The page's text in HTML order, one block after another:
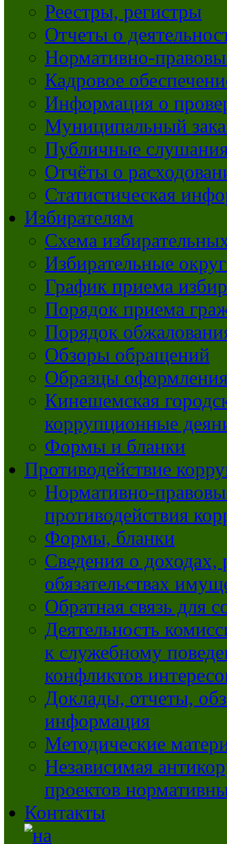
Реестры, регистры
Отчеты о
Нормативно-
Кадровое
Информация о
Муниципальный
Публичные
Отчёты о
Статистическая
Избирателям
Схема
Избирательные
График приема
Порядок приема
Порядок
Обзоры обращений
Образцы
Кинешемская
коррупционные
Формы и бланки
Противодействие
Нормативно-
противодействия
Формы, бланки
Сведения о доходах,
обязательствах
Обратная связь для
Деятельность
к служебному
конфликтов
Доклады, отчеты,
информация
Методические
Независимая
проектов
Контакты